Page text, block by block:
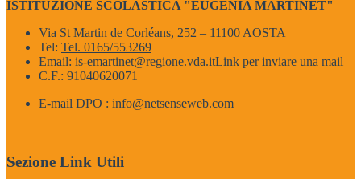
ISTITUZIONE SCOLASTICA "EUGENIA MARTINET"
Via St Martin de Corléans, 252 – 11100 AOSTA
Tel: Tel. 0165/553269
Email: is-emartinet@regione.vda.itLink per inviare una mail
C.F.: 91040620071
E-mail DPO : info@netsenseweb.com
Sezione Link Utili